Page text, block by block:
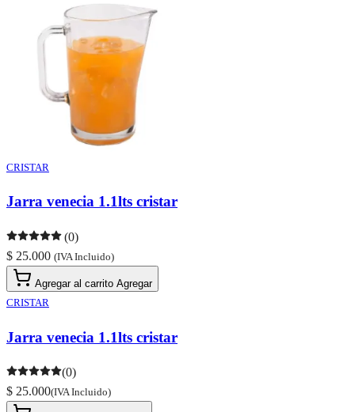
CRISTAR
Jarra venecia 1.1lts cristar
(0)
$ 25.000 (IVA Incluido)
Agregar al carrito Agregar
CRISTAR
Jarra venecia 1.1lts cristar
(0)
$ 25.000(IVA Incluido)